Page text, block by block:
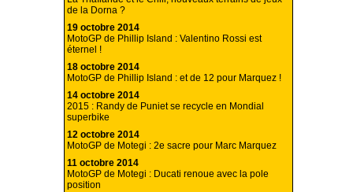
de la Dorna ?
19 octobre 2014
MotoGP de Phillip Island : Valentino Rossi est
éternel !
18 octobre 2014
MotoGP de Phillip Island : et de 12 pour Marquez !
14 octobre 2014
2015 : Randy de Puniet se recycle en Mondial
superbike
12 octobre 2014
MotoGP de Motegi : 2e sacre pour Marc Marquez
11 octobre 2014
MotoGP de Motegi : Ducati renoue avec la pole
position